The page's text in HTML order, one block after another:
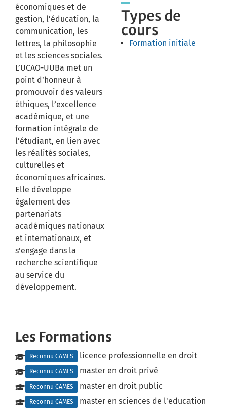
économiques et de
gestion, l’éducation, la
communication, les
lettres, la philosophie
et les sciences sociales.
L’UCAO-UUBa met un
point d’honneur à
promouvoir des valeurs
éthiques, l’excellence
académique, et une
formation intégrale de
l’étudiant, en lien avec
les réalités sociales,
culturelles et
économiques africaines.
Elle développe
également des
partenariats
académiques nationaux
et internationaux, et
s’engage dans la
recherche scientifique
au service du
développement.
Types de
cours
Formation initiale
Les Formations
Reconnu CAMES licence professionnelle en droit
Reconnu CAMES master en droit privé
Reconnu CAMES master en droit public
Reconnu CAMES master en sciences de l'education